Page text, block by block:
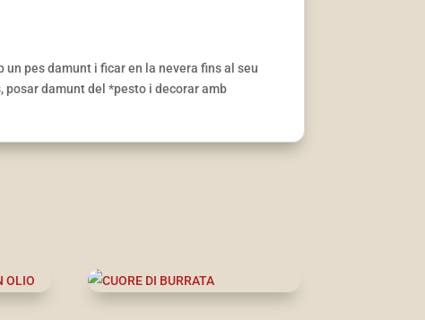
pes damunt i ficar en la nevera fins al seu
damunt del *pesto i decorar amb